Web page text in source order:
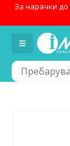
За нарачки до